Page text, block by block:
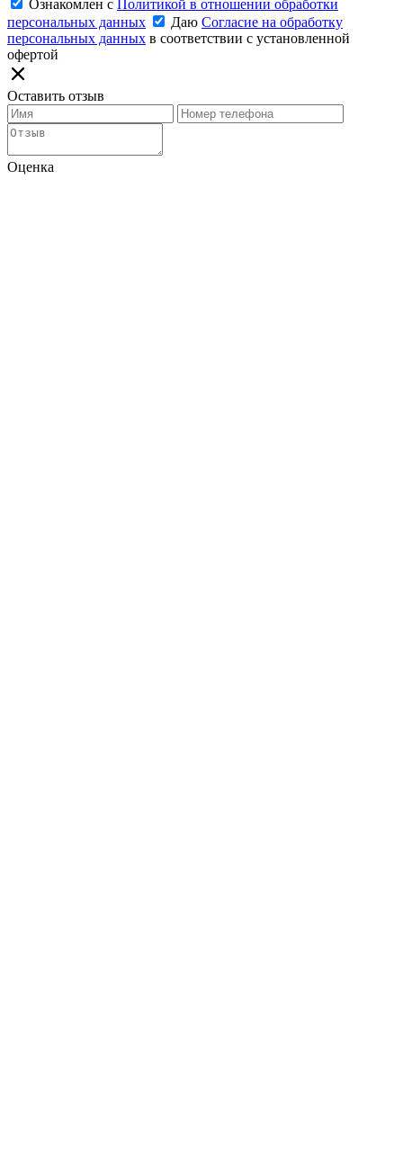
Ознакомлен с Политикой в отношении обработки
персональных данных
Даю Согласие на обработку
персональных данных в соответствии с установленной
офертой
Оставить отзыв
Оценка